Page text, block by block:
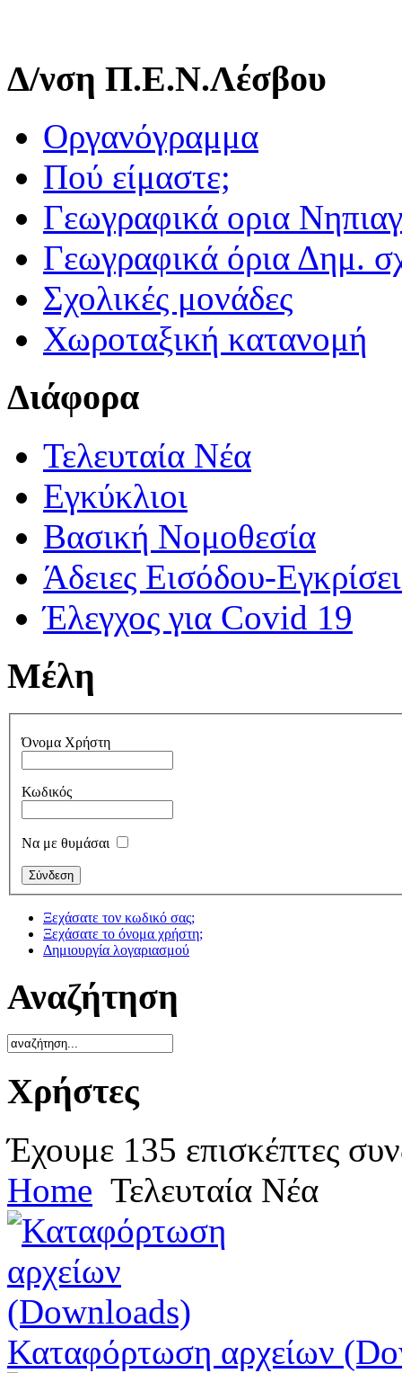
Δ/νση Π.Ε.Ν.Λέσβου
Οργανόγραμμα
Πού είμαστε;
Γεωγραφικά ορια
Γεωγραφικά όρια Δημ.
Σχολικές μονάδες
Χωροταξική κατανομή
Διάφορα
Τελευταία Νέα
Εγκύκλιοι
Βασική Νομοθεσία
Άδειες Εισόδου-
Έλεγχος για Covid 19
Μέλη
Όνομα Χρήστη
Κωδικός
Να με θυμάσαι
Ξεχάσατε τον κωδικό σας;
Ξεχάσατε το όνομα χρήστη;
Δημιουργία λογαριασμού
Αναζήτηση
Χρήστες
Έχουμε 135 επισκέπτες
Home Τελευταία Νέα
Καταφόρτωση αρχείων